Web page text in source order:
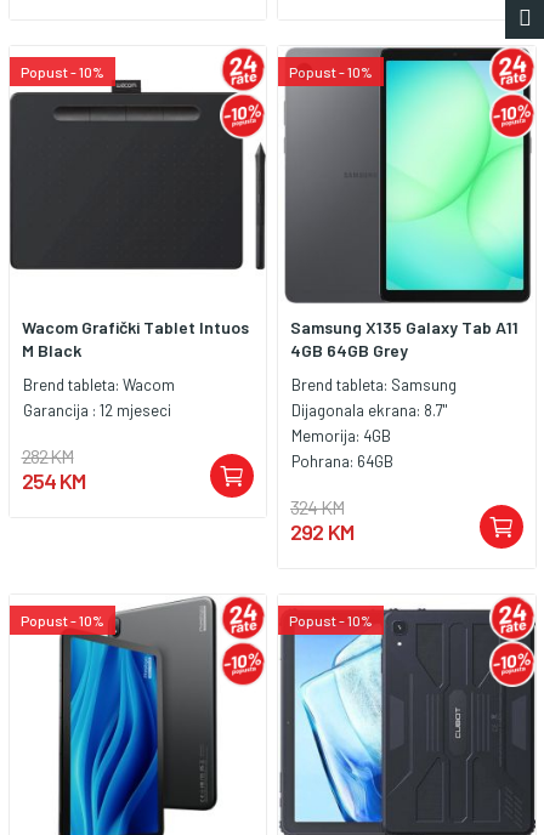
Popust - 10%
Wacom Grafički Tablet Intuos
M Black
Brend tableta: Wacom
Garancija : 12 mjeseci
282 KM
254 KM
Popust - 10%
Samsung X135 Galaxy Tab A11
4GB 64GB Grey
Brend tableta: Samsung
Dijagonala ekrana: 8.7"
Memorija: 4GB
Pohrana: 64GB
324 KM
292 KM
Popust - 10% Popust - 10%